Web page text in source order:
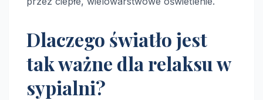
Dlaczego światło jest
tak ważne dla relaksu w
sypialni?